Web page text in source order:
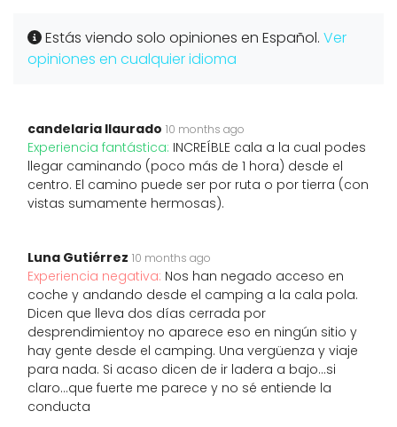
Estás viendo solo opiniones en Español. Ver
opiniones en cualquier idioma
candelaria llaurado 10 months ago
Experiencia fantástica: INCREÍBLE cala a la cual podes
llegar caminando (poco más de 1 hora) desde el
centro. El camino puede ser por ruta o por tierra (con
vistas sumamente hermosas).
Luna Gutiérrez 10 months ago
Experiencia negativa: Nos han negado acceso en
coche y andando desde el camping a la cala pola.
Dicen que lleva dos días cerrada por
desprendimientoy no aparece eso en ningún sitio y
hay gente desde el camping. Una vergüenza y viaje
para nada. Si acaso dicen de ir ladera a bajo...si
claro...que fuerte me parece y no sé entiende la
conducta